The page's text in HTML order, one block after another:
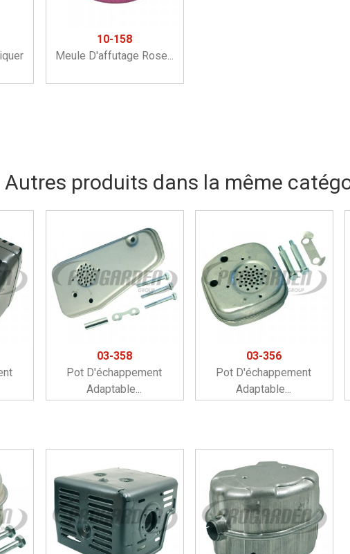
10-158
Meule D'affutage Rose...
Autres produits dans la même
03-358
Pot D'échappement
Adaptable...
03-356
Pot D'échappement
Adaptable...